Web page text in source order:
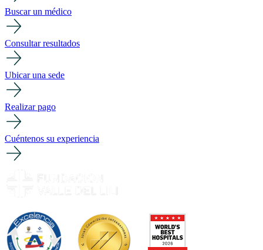
Buscar un médico
Consultar resultados
Ubicar una sede
Realizar pago
Cuéntenos su experiencia